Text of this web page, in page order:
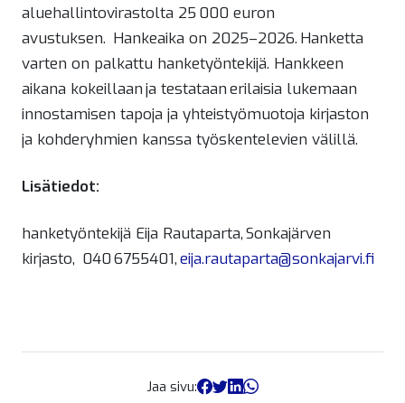
aluehallintovirastolta 25 000 euron
avustuksen. Hankeaika on 2025–2026. Hanketta
varten on palkattu hanketyöntekijä. Hankkeen
aikana kokeillaan ja testataan erilaisia lukemaan
innostamisen tapoja ja yhteistyömuotoja kirjaston
ja kohderyhmien kanssa työskentelevien välillä.
Lisätiedot:
hanketyöntekijä Eija Rautaparta, Sonkajärven
kirjasto, 040 6755401,eija.rautaparta@sonkajarvi.fi
Jaa sivu: